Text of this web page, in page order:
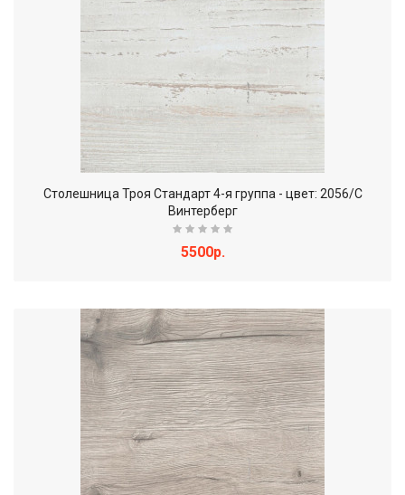
Столешница Троя Стандарт 4-я группа - цвет: 2056/С
Винтерберг
5500р.